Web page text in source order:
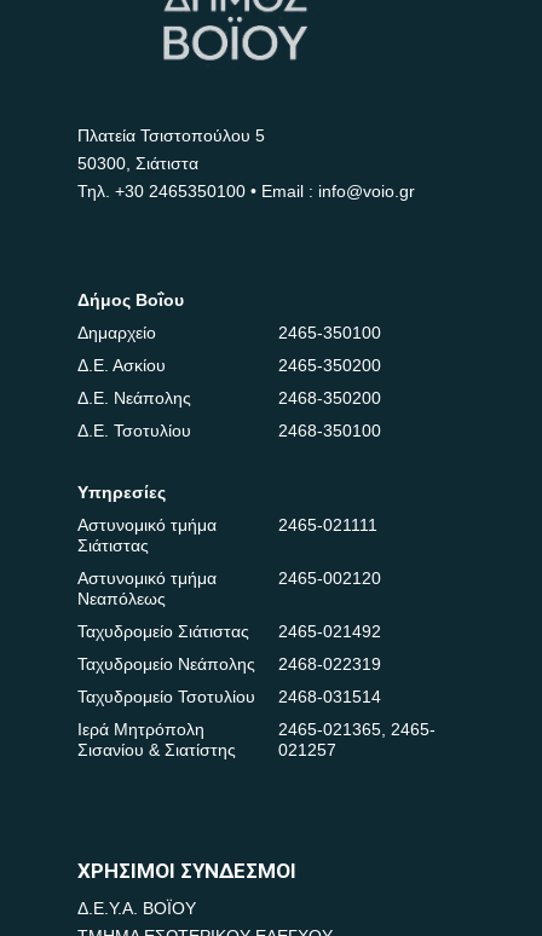
Πλατεία Τσιστοπούλου 5
50300, Σιάτιστα
Τηλ. +30 2465350100 • Email : info@voio.gr
Δήμος Βοΐου
Δημαρχείο
2465-350100
Δ.Ε. Ασκίου
2465-350200
Δ.Ε. Νεάπολης
2468-350200
Δ.Ε. Τσοτυλίου
2468-350100
Υπηρεσίες
Αστυνομικό τμήμα
Σιάτιστας
2465-021111
Αστυνομικό τμήμα
Νεαπόλεως
2465-002120
Ταχυδρομείο Σιάτιστας
2465-021492
Ταχυδρομείο Νεάπολης
2468-022319
Ταχυδρομείο Τσοτυλίου
2468-031514
Ιερά Μητρόπολη
Σισανίου & Σιατίστης
2465-021365, 2465-
021257
ΧΡΗΣΙΜΟΙ ΣΥΝΔΕΣΜΟΙ
Δ.Ε.Υ.Α. ΒΟΪΟΥ